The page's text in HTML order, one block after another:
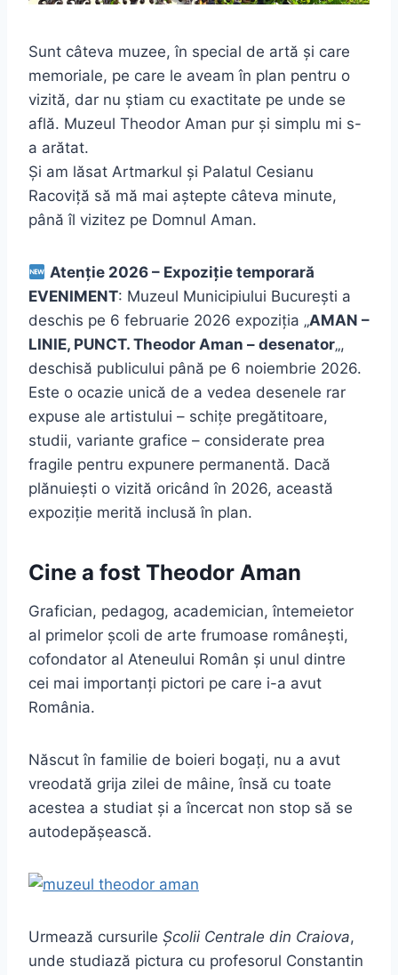
Sunt câteva muzee, în special de artă și care
memoriale, pe care le aveam în plan pentru o
vizită, dar nu știam cu exactitate pe unde se
află. Muzeul Theodor Aman pur și simplu mi s-
a arătat.
Și am lăsat Artmarkul și Palatul Cesianu
Racoviță să mă mai aștepte câteva minute,
până îl vizitez pe Domnul Aman.
Atenție 2026 – Expoziție temporară
EVENIMENT: Muzeul Municipiului București a
deschis pe 6 februarie 2026 expoziția „AMAN –
LINIE, PUNCT. Theodor Aman – desenator„,
deschisă publicului până pe 6 noiembrie 2026.
Este o ocazie unică de a vedea desenele rar
expuse ale artistului – schițe pregătitoare,
studii, variante grafice – considerate prea
fragile pentru expunere permanentă. Dacă
plănuiești o vizită oricând în 2026, această
expoziție merită inclusă în plan.
Cine a fost Theodor Aman
Grafician, pedagog, academician, întemeietor
al primelor școli de arte frumoase românești,
cofondator al Ateneului Român și unul dintre
cei mai importanți pictori pe care i-a avut
România.
Născut în familie de boieri bogați, nu a avut
vreodată grija zilei de mâine, însă cu toate
acestea a studiat și a încercat non stop să se
autodepășească.
Urmează cursurile Școlii Centrale din Craiova,
unde studiază pictura cu profesorul Constantin